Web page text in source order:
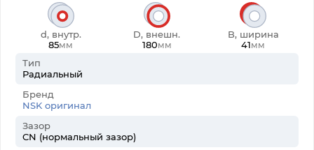
d, внутр.
85мм
D, внешн.
180мм
B, ширина
41мм
Тип
Радиальный
Бренд
NSK оригинал
Зазор
CN (нормальный зазор)